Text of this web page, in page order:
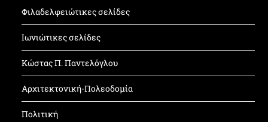
Φιλαδελφειώτικες σελίδες
Ιωνιώτικες σελίδες
Κώστας Π. Παντελόγλου
Αρχιτεκτονική-Πολεοδομία
Πολιτική